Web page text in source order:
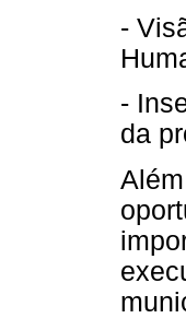
-
-
da